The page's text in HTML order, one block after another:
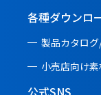
各種ダウンロ
製品カタロ
小売店向け